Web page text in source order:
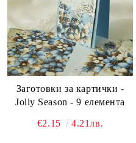
Заготовки за картички -
Jolly Season - 9 елемента
€2.15 4.21лв.